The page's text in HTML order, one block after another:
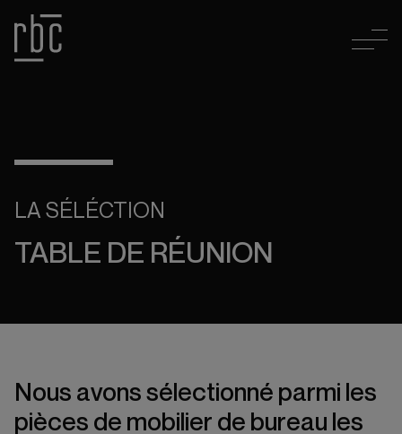
LA SÉLÉCTION
TABLE DE RÉUNION
Nous avons sélectionné parmi les
pièces de mobilier de bureau les